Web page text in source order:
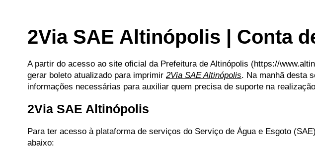
2Via SAE Altinópolis | Conta
A partir do acesso ao site oficial da Prefeitura de Altinópolis (https://
gerar boleto atualizado para imprimir 2Via SAE Altinópolis. Na manhã desta
informações necessárias para auxiliar quem precisa de suporte na
2Via SAE Altinópolis
Para ter acesso à plataforma de serviços do Serviço de Água e Esgoto
abaixo: